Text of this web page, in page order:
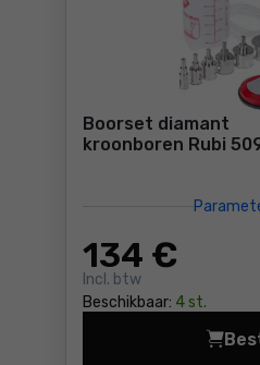
Boorset diamant
kroonboren Rubi
134 €
Incl. btw
Beschikbaar: 4 st.